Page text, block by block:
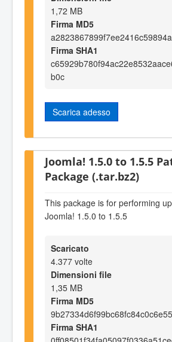
1,72 MB
Firma MD5
Firma SHA1
b0c
Scarica adesso
Joomla! 1.5.0 to 1.5.5
Package (.tar.bz2)
This package is for performing
Joomla! 1.5.0 to 1.5.5
Scaricato
4.377 volte
Dimensioni file
1,35 MB
Firma MD5
Firma SHA1